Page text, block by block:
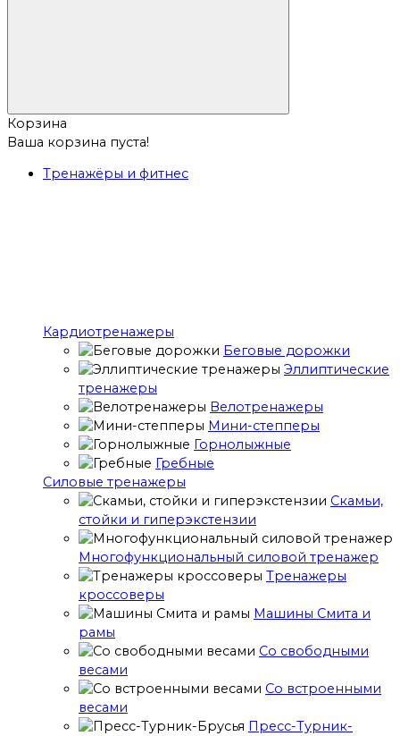
Корзина
Ваша корзина пуста!
Тренажёры и фитнес
Кардиотренажеры
Беговые дорожки
Эллиптические
тренажеры
Велотренажеры
Мини-степперы
Горнолыжные
Гребные
Cиловые тренажеры
Скамьи,
стойки и гиперэкстензии
Многофункциональный силовой тренажер
Тренажеры
кроссоверы
Машины Смита и
рамы
Со свободными
весами
Со встроенными
весами
Пресс-Турник-